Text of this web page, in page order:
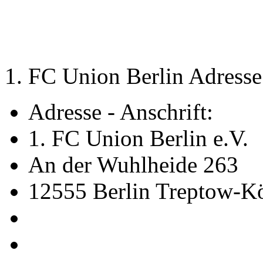
1. FC Union Berlin
Adresse - Anschrift:
1. FC Union Berlin e.V.
An der Wuhlheide 263
12555 Berlin Treptow-